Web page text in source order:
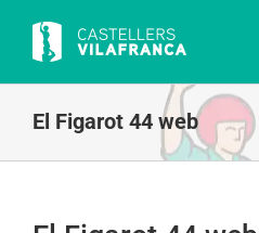
content
El Figarot 44 web